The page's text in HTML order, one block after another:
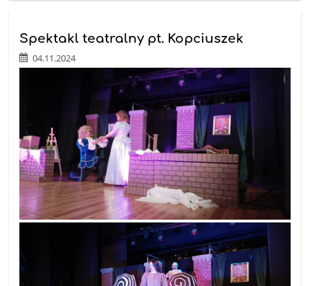
Spektakl teatralny pt. Kopciuszek
04.11.2024